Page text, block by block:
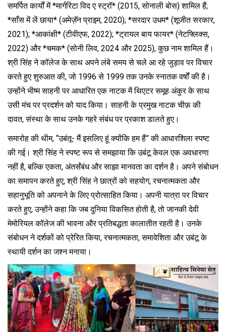
समर्पित कार्यों में *मार्गरिटा विद ए स्ट्रॉ* (2015, सोनाली बोस) शामिल हैं;
*साँस में लें छाया* (अमेज़ॅन प्राइम, 2020); *सरदार उधम* (शूजीत सरकार,
2021); *आकांक्षी* (टीवीएफ, 2022); *ट्रायल बाय फायर* (नेटफ्लिक्स,
2022) और *चमक* (सोनी लिव, 2024 और 2025), कुछ नाम शामिल हैं।
श्री सिंह ने कॉलेज के साथ अपने लंबे समय से चले आ रहे जुड़ाव पर विचार
करते हुए शुरुआत की, जो 1996 से 1999 तक उनके स्नातक वर्षों की है।
उन्होंने भीष्म साहनी पर आधारित एक नाटक में थिएटर समूह अंकुर के साथ
उसी मंच पर प्रदर्शन को याद किया। साहनी के प्रमुख नाटक चीफ़ की
दावत, संस्था के साथ उनके गहरे संबंध पर प्रकाश डालते हुए।
समारोह की थीम, “उबंतू- मैं इसलिए हूं क्योंकि हम हैं” की आधारशिला स्पष्ट
की गई। श्री सिंह ने स्पष्ट रूप से समझाया कि उबंटू केवल एक अवधारणा
नहीं है, बल्कि एकता, अंतर्संबंध और साझा मानवता का दर्शन है। अपने संबोधन
का समापन करते हुए, श्री सिंह ने छात्रों को सहयोग, रचनात्मकता और
सहानुभूति को अपनाने के लिए प्रोत्साहित किया। अपनी यात्रा पर विचार
करते हुए, उन्होंने कहा कि जब दुनिया विकसित होती है, तो जानकी देवी
मेमोरियल कॉलेज की भावना और प्रतिबद्धता कालातीत रहती है। उनके
संबोधन ने दर्शकों को प्रेरित किया, रचनात्मकता, समावेशिता और उबंटू के
स्थायी दर्शन का जश्न मनाया।